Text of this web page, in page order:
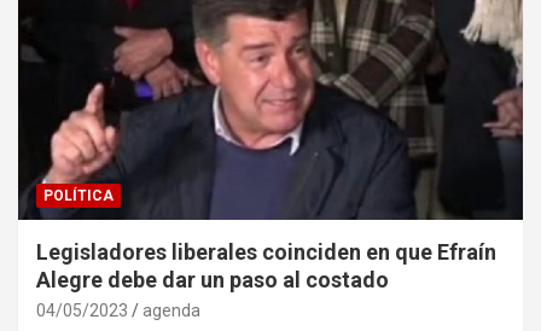
POLÍTICA
Legisladores liberales coinciden en que Efraín
Alegre debe dar un paso al costado
04/05/2023 agenda